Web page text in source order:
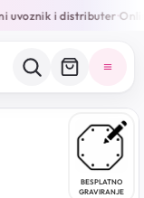
uvoznik i distributer•
BESPLATNO
GRAVIRANJE